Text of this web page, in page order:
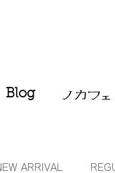
Blog
ARRIVAL